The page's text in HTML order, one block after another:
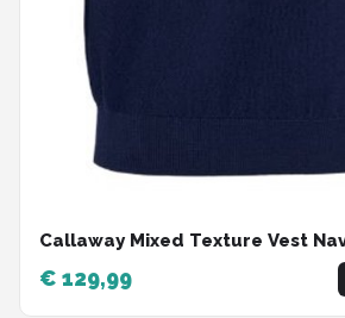
Callaway Mixed Texture Vest
€ 129,99